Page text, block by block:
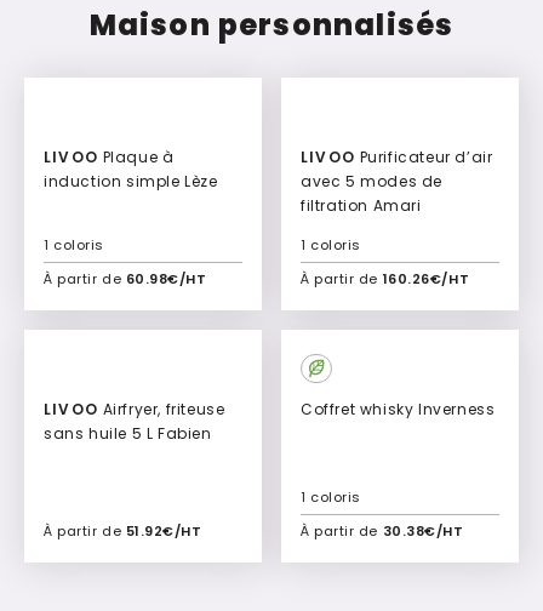
Maison personnalisés
LIVOO
induction simple Lèze
À partir de 60.98€/HT
1 coloris
Ajouter à mon devis
LIVOO
avec 5 modes de
filtration Amari
À partir de 160.26€/HT
1 coloris
Ajouter à mon devis
LIVOO
sans huile 5 L Fabien
À partir de 51.92€/HT
Ajouter à mon devis
Coffret whisky Inverness
À partir de 30.38€/HT
1 coloris
Ajouter à mon devis